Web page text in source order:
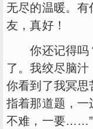
无尽的温暖。
友，真好！
你还记得吗？
了。我绞尽脑汁
你看到了我冥思
指着那道题，一
不难，一要……”